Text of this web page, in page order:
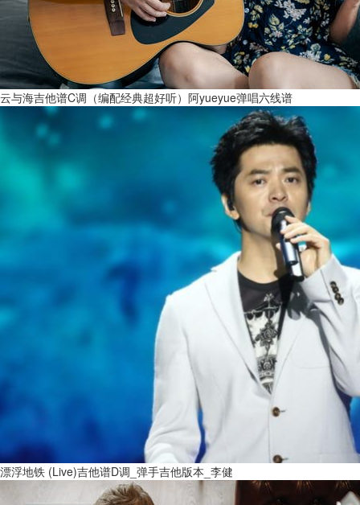
云与海吉他谱C调（编配经典超好听）阿yueyue弹唱六线谱
漂浮地铁 (Live)吉他谱D调_弹手吉他版本_李健